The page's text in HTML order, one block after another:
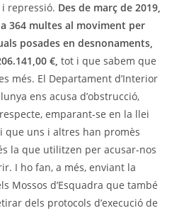
repressió. Des de març de 2019,
364 multes al moviment per
posades en desnonaments,
€, tot i que sabem que
més. El Departament d’Interior
ens acusa d’obstrucció,
emparant-se en la llei
que uns i altres han promès
la que utilitzen per acusar-nos
I ho fan, a més, enviant la
Mossos d’Esquadra que també
dels protocols d’execució de